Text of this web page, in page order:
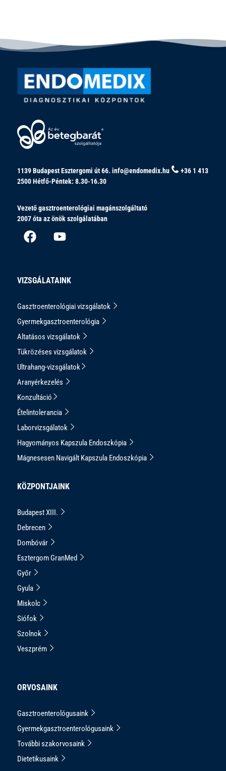
1139 Budapest Esztergomi út 66. info@endomedix.hu
+36 1 413
2500Hétfő-Péntek: 8.30-16.30
Vezető gasztroenterológiai magánszolgáltató
2007 óta az önök szolgálatában
VIZSGÁLATAINK
Gasztroenterológiai vizsgálatok
Gyermekgasztroenterológia
Altatásos vizsgálatok
Tükrözéses vizsgálatok
Ultrahang-vizsgálatok
Aranyérkezelés
Konzultáció
Ételintolerancia
Laborvizsgálatok
Hagyományos Kapszula Endoszkópia
Mágnesesen Navigált Kapszula Endoszkópia
KÖZPONTJAINK
Budapest XIII.
Debrecen
Dombóvár
Esztergom GranMed
Győr
Gyula
Miskolc
Siófok
Szolnok
Veszprém
ORVOSAINK
Gasztroenterológusaink
Gyermekgasztroenterológusaink
További szakorvosaink
Dietetikusaink